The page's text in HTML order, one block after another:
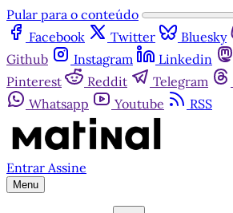
Pular para o conteúdo
Facebook
Twitter Bluesky
Github
Instagram Linkedin
Pinterest
Reddit Telegram
Whatsapp
Youtube RSS
Entrar Assine
Menu